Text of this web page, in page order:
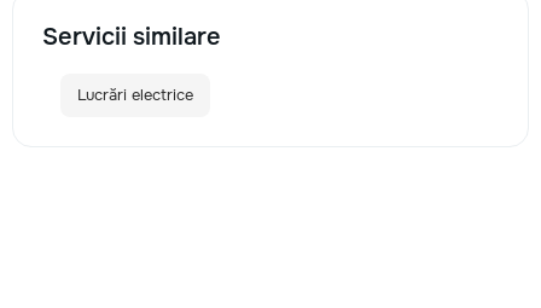
Servicii similare
Lucrări electrice